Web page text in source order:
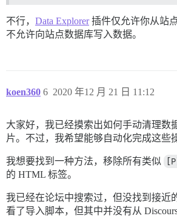
不行， Data Explorer插件仅允许你从站
不允许向站点数据库写入数据。
koen360 2020 年12 月 21 日 11:12
6
大家好，我已经摸索出如何手动清理数
片。不过，我希望能够自动化完成这些
我想要找到一种方法，移除所有类似
的 HTML 标签。
我已经在论坛中搜索过，但没找到接近
看了导入脚本，但其中并没有从